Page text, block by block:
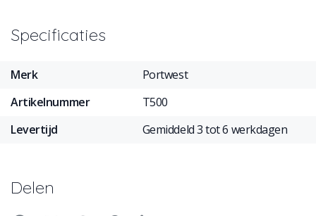
Specificaties
Merk
Portwest
Artikelnummer
T500
Levertijd
Gemiddeld 3 tot 6 werkdagen
Delen